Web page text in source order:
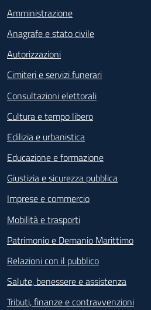
Amministrazione
Anagrafe e stato civile
Autorizzazioni
Cimiteri e servizi funerari
Consultazioni elettorali
Cultura e tempo libero
Edilizia e urbanistica
Educazione e formazione
Giustizia e sicurezza pubblica
Imprese e commercio
Mobilità e trasporti
Patrimonio e Demanio Marittimo
Relazioni con il pubblico
Salute, benessere e assistenza
Tributi, finanze e contravvenzioni